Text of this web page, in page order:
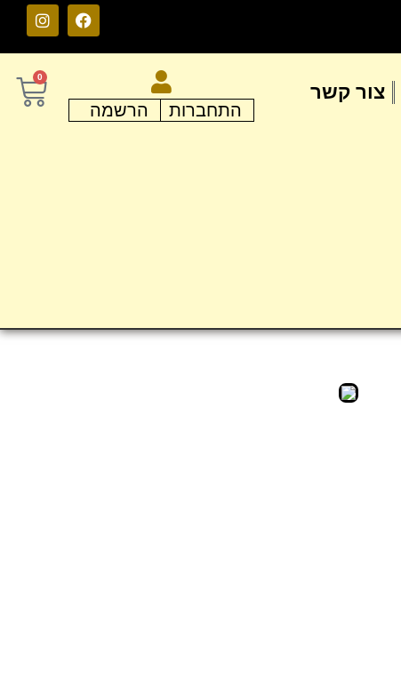
צור קשר
התחברות הרשמה
0